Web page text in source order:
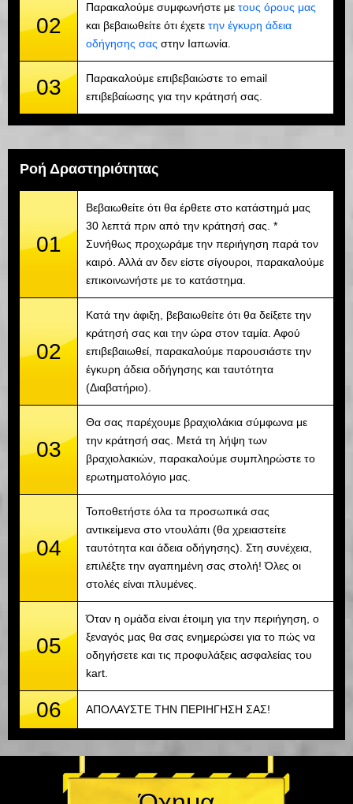
02
Παρακαλούμε συμφωνήστε με τους όρους μας
και βεβαιωθείτε ότι έχετε την έγκυρη άδεια
οδήγησης σας στην Ιαπωνία.
03
Παρακαλούμε επιβεβαιώστε το email
επιβεβαίωσης για την κράτησή σας.
Ροή Δραστηριότητας
01
Βεβαιωθείτε ότι θα έρθετε στο κατάστημά μας
30 λεπτά πριν από την κράτησή σας. *
Συνήθως προχωράμε την περιήγηση παρά τον
καιρό. Αλλά αν δεν είστε σίγουροι, παρακαλούμε
επικοινωνήστε με το κατάστημα.
02
Κατά την άφιξη, βεβαιωθείτε ότι θα δείξετε την
κράτησή σας και την ώρα στον ταμία. Αφού
επιβεβαιωθεί, παρακαλούμε παρουσιάστε την
έγκυρη άδεια οδήγησης και ταυτότητα
(Διαβατήριο).
03
Θα σας παρέχουμε βραχιολάκια σύμφωνα με
την κράτησή σας. Μετά τη λήψη των
βραχιολακιών, παρακαλούμε συμπληρώστε το
ερωτηματολόγιο μας.
04
Τοποθετήστε όλα τα προσωπικά σας
αντικείμενα στο ντουλάπι (θα χρειαστείτε
ταυτότητα και άδεια οδήγησης). Στη συνέχεια,
επιλέξτε την αγαπημένη σας στολή! Όλες οι
στολές είναι πλυμένες.
05
Όταν η ομάδα είναι έτοιμη για την περιήγηση, ο
ξεναγός μας θα σας ενημερώσει για το πώς να
οδηγήσετε και τις προφυλάξεις ασφαλείας του
kart.
06 ΑΠΟΛΑΥΣΤΕ ΤΗΝ ΠΕΡΙΗΓΗΣΗ ΣΑΣ!